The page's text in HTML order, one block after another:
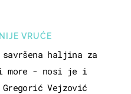
VRUĆE
savršena haljina za
- nosi je i
Gregorić Vejzović